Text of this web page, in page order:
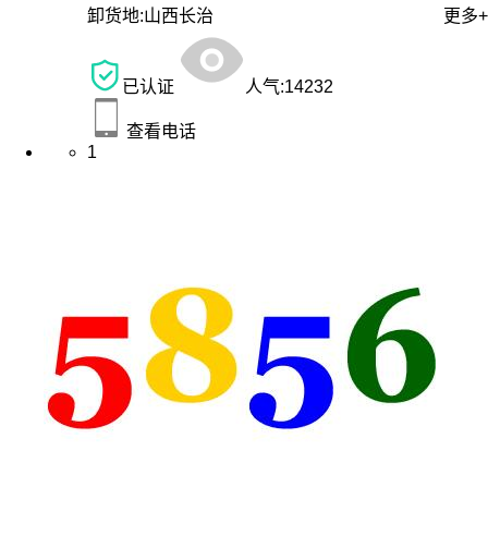
卸货地:山西长治 更多+
已认证 人气:14232
查看电话
1